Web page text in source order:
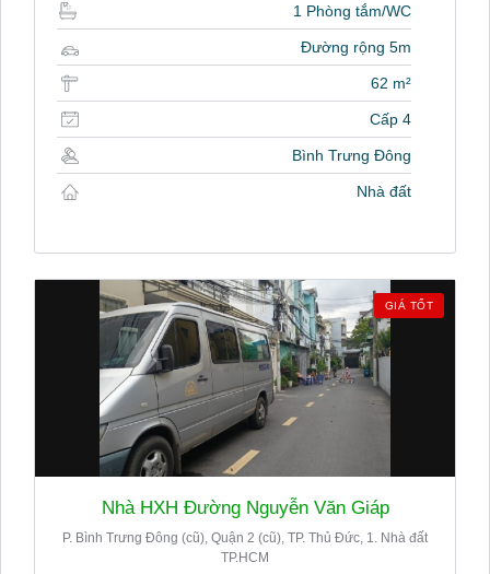
1 Phòng tắm/WC
Đường rộng 5m
62 m²
Cấp 4
Bình Trưng Đông
Nhà đất
GIÁ TỐT
Nhà HXH Đường Nguyễn Văn Giáp
P. Bình Trưng Đông (cũ), Quận 2 (cũ), TP. Thủ Đức, 1. Nhà đất
TP.HCM